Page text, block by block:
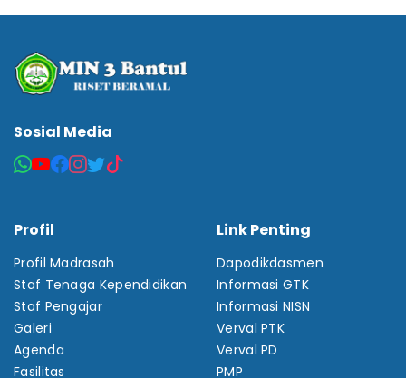
Sosial Media
Profil
Profil Madrasah
Staf Tenaga Kependidikan
Staf Pengajar
Galeri
Agenda
Fasilitas
Link Penting
Dapodikdasmen
Informasi GTK
Informasi NISN
Verval PTK
Verval PD
PMP